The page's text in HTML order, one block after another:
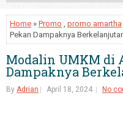
Home » Promo , promo amartha
Pekan Dampaknya
Modalin UMKM di
Dampaknya
By Adrian April 18, 2024 No